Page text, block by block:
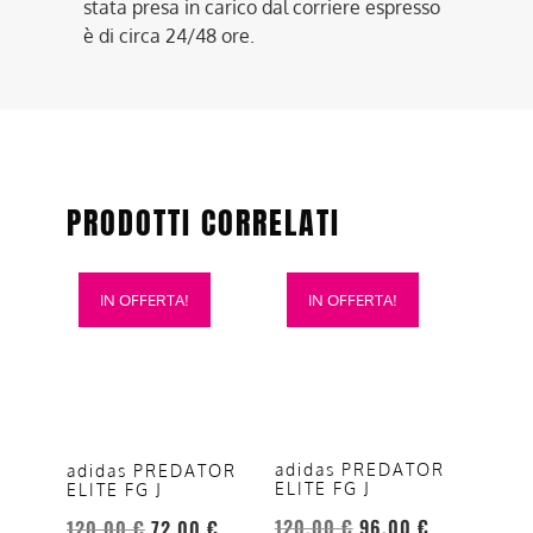
stata presa in carico dal corriere espresso
è di circa 24/48 ore.
PRODOTTI CORRELATI
IN OFFERTA!
adidas PREDATOR
ELITE FG J
Questo
prodotto
opzioni
possono
essere
IN OFFERTA!
adidas PREDATOR
ELITE FG J
Questo
prodotto
opzioni
possono
essere